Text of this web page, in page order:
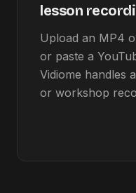
lesson
Upload an MP4
or paste a
Vidiome handles
or workshop